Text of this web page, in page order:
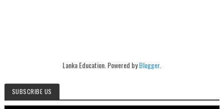
Lanka Education. Powered byBlogger.
SUBSCRIBE US